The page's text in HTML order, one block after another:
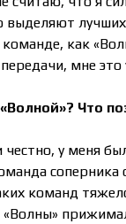
команде, как
мне это
Что
у меня
команд